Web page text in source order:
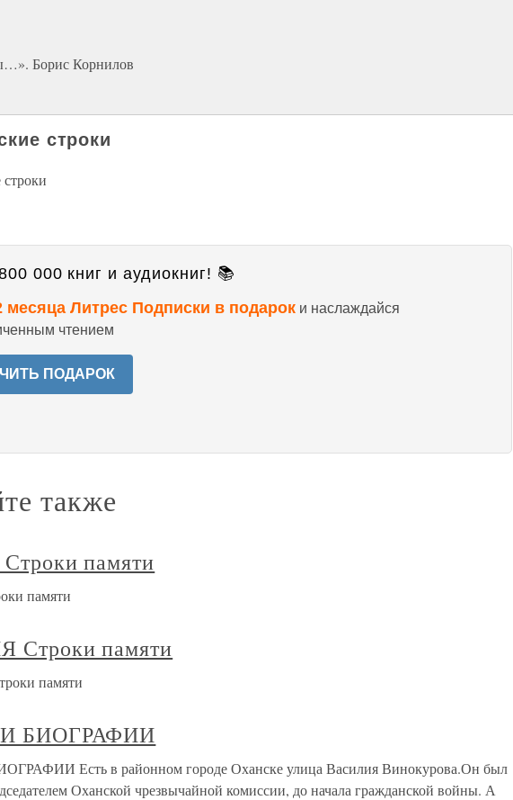
Борис Корнилов
строки
000 книг и аудиокниг! 📚
месяца Литрес Подписки в подарок и наслаждайся
чтением
ПОДАРОК
также
памяти
памяти
Строки памяти
памяти
БИОГРАФИИ
Есть в районном городе Оханске улица Василия Винокурова.Он был
Оханской чрезвычайной комиссии, до начала гражданской войны. А